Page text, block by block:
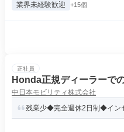
業界未経験歓迎 +15個
正社員
Honda正規ディーラーで
中日本モビリティ株式会社
残業少◆完全週休2日制◆イン